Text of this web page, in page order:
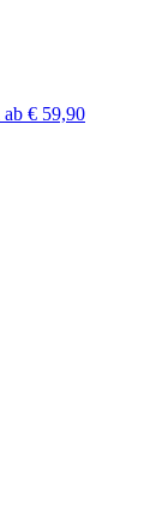
ab € 59,90